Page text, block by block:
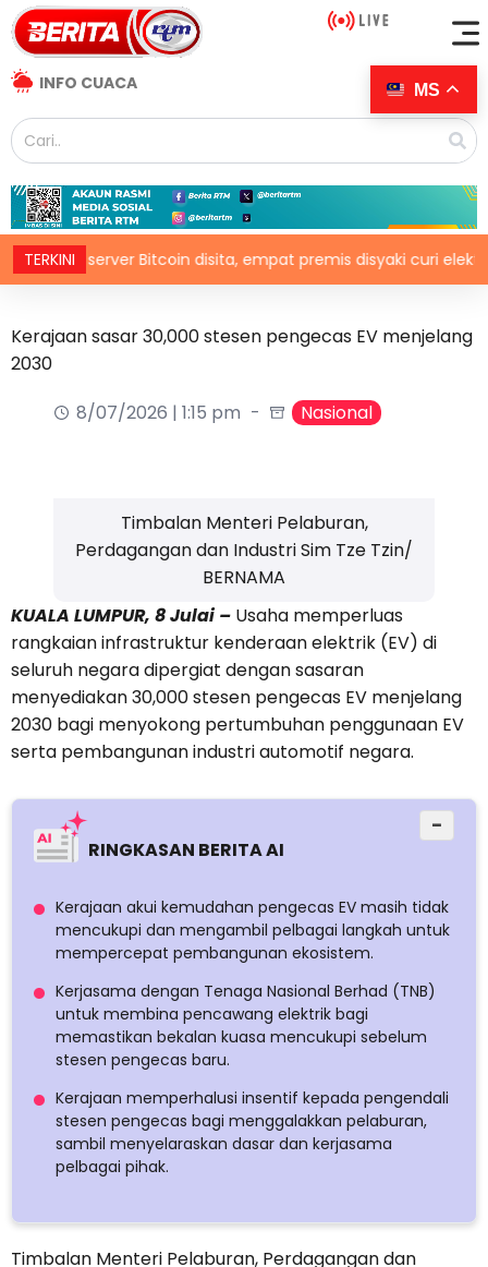
INFO CUACA
TERKINI
server Bitcoin disita, empat premis disyaki curi elektrik
Kerajaan sasar 30,000 stesen pengecas EV menjelang
2030
8/07/2026 | 1:15 pm
Nasional
Timbalan Menteri Pelaburan,
Perdagangan dan Industri Sim Tze Tzin/
BERNAMA
KUALA LUMPUR, 8 Julai – Usaha memperluas
rangkaian infrastruktur kenderaan elektrik (EV) di
seluruh negara dipergiat dengan sasaran
menyediakan 30,000 stesen pengecas EV menjelang
2030 bagi menyokong pertumbuhan penggunaan EV
serta pembangunan industri automotif negara.
RINGKASAN BERITA AI
−
Kerajaan akui kemudahan pengecas EV masih tidak
mencukupi dan mengambil pelbagai langkah untuk
mempercepat pembangunan ekosistem.
Kerjasama dengan Tenaga Nasional Berhad (TNB)
untuk membina pencawang elektrik bagi
memastikan bekalan kuasa mencukupi sebelum
stesen pengecas baru.
Kerajaan memperhalusi insentif kepada pengendali
stesen pengecas bagi menggalakkan pelaburan,
sambil menyelaraskan dasar dan kerjasama
pelbagai pihak.
Timbalan Menteri Pelaburan, Perdagangan dan
MS